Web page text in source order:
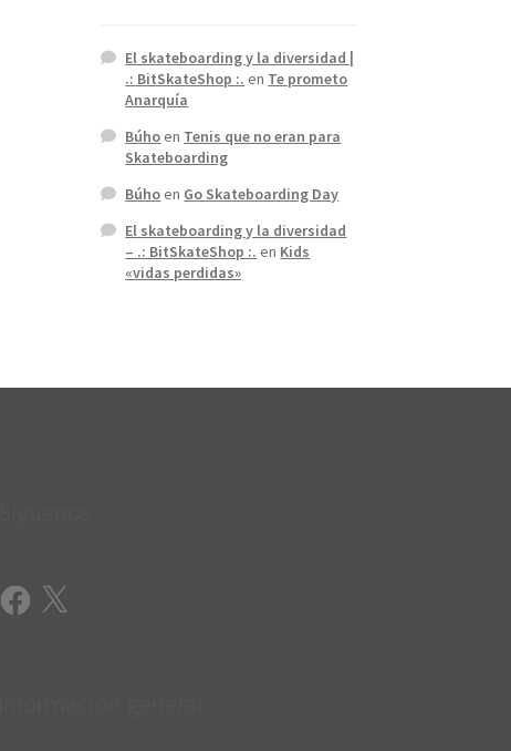
El skateboarding y la diversidad |
.: BitSkateShop :. en Te prometo
Anarquía
Búhoen Tenis que no eran para
Skateboarding
Búhoen Go Skateboarding Day
El skateboarding y la diversidad
– .: BitSkateShop :. en Kids
«vidas perdidas»
Facebook
X